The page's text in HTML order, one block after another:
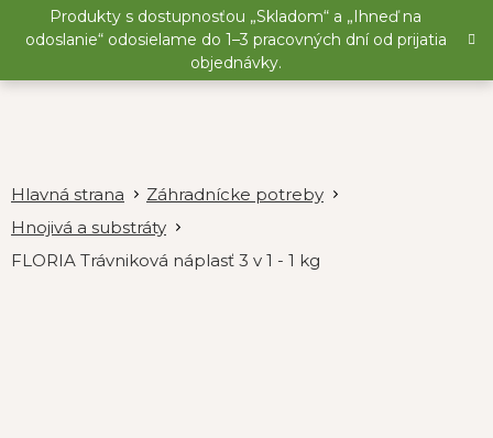
Produkty s dostupnosťou „Skladom“ a „Ihneď na
odoslanie“ odosielame do 1–3 pracovných dní od prijatia
objednávky.
Záhradnícke potreby
Hnojivá a substráty
FLORIA Trávniková náplasť 3 v 1 - 1 kg